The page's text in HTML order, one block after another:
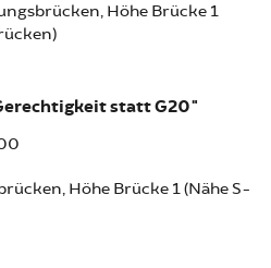
Höhe Brücke 1
statt G20"
Höhe Brücke 1 (Nähe S-